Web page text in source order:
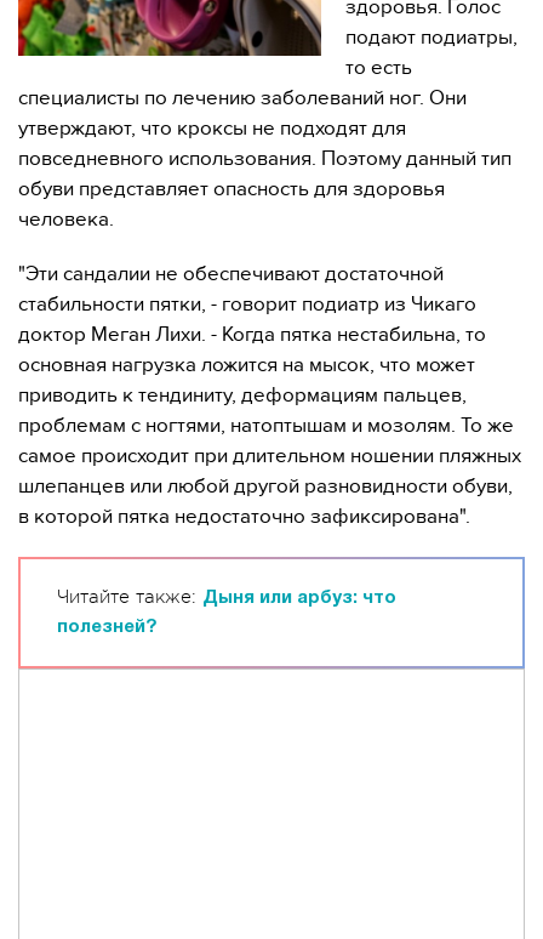
здоровья. Голос
подают подиатры,
то есть
специалисты по лечению заболеваний ног. Они
утверждают, что кроксы не подходят для
повседневного использования. Поэтому данный тип
обуви представляет опасность для здоровья
человека.
"Эти сандалии не обеспечивают достаточной
стабильности пятки, - говорит подиатр из Чикаго
доктор Меган Лихи. - Когда пятка нестабильна, то
основная нагрузка ложится на мысок, что может
приводить к тендиниту, деформациям пальцев,
проблемам с ногтями, натоптышам и мозолям. То же
самое происходит при длительном ношении пляжных
шлепанцев или любой другой разновидности обуви,
в которой пятка недостаточно зафиксирована".
Читайте также: Дыня или арбуз: что
полезней?